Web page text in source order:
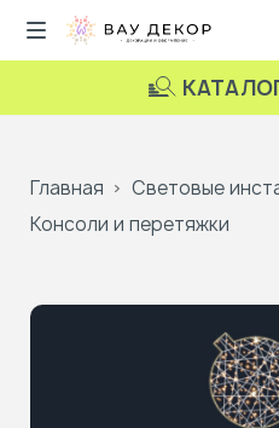
Главная
Световые
Консоли и перетяжки